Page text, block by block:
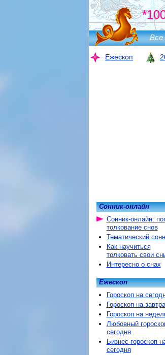
Все
Ежескоп
Сонник-онлайн
Сонник-онлайн:
толкование снов
Тематический
Как научиться
толковать свои
Интересно о снах
Ежескоп
Гороскоп на
Гороскоп на завтра
Гороскоп на
Любовный
сегодня
Бизнес-гороскоп
сегодня